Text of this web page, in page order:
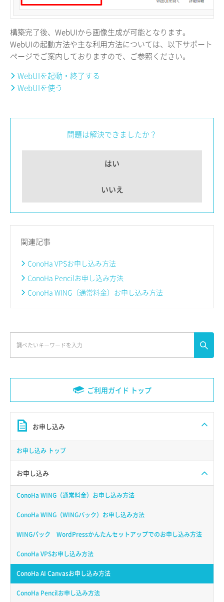
ご利用ガイド トップ
お申し込み
お申し込み トップ
お申し込み
ConoHa WING（通常料金）お申し込み方法
ConoHa WING（WINGパック）お申し込み方法
WINGパック WordPressかんたんセットアップでのお申し込み方法
ConoHa VPSお申し込み方法
ConoHa AI Canvasお申し込み方法
ConoHa Pencilお申し込み方法
構築完了後、WebUIから画像生成が可能となります。
WebUIの起動方法や主な利用方法については、以下サポート
ページでご案内しておりますので、ご参照ください。
WebUIを起動・終了する
WebUIを使う
問題は解決できましたか？
はい
いいえ
関連記事
ConoHa VPSお申し込み方法
ConoHa Pencilお申し込み方法
ConoHa WING（通常料金）お申し込み方法